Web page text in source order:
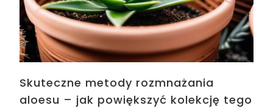
Skuteczne metody rozmnażania
aloesu – jak powiększyć kolekcję tego